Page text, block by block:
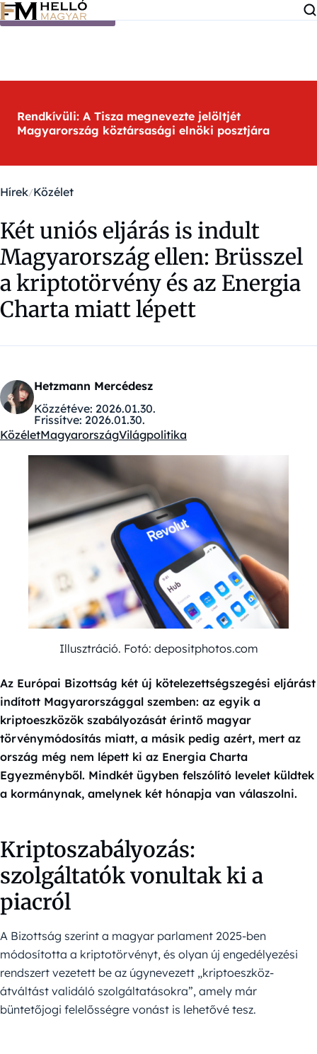
Ugrás a tartalomra
Rendkívüli: A Tisza megnevezte jelöltjét
Magyarország köztársasági elnöki posztjára
Hírek Közélet
Két uniós eljárás is indult
Magyarország ellen: Brüsszel
a kriptotörvény és az Energia
Charta miatt lépett
Hetzmann Mercédesz
Közzétéve: 2026.01.30.
Frissítve: 2026.01.30.
Kategóriák:
KözéletMagyarországVilágpolitika
Illusztráció. Fotó: depositphotos.com
Az Európai Bizottság két új kötelezettségszegési eljárást
indított Magyarországgal szemben: az egyik a
kriptoeszközök szabályozását érintő magyar
törvénymódosítás miatt, a másik pedig azért, mert az
ország még nem lépett ki az Energia Charta
Egyezményből. Mindkét ügyben felszólító levelet küldtek
a kormánynak, amelynek két hónapja van válaszolni.
Kriptoszabályozás:
szolgáltatók vonultak ki a
piacról
A Bizottság szerint a magyar parlament 2025-ben
módosította a kriptotörvényt, és olyan új engedélyezési
rendszert vezetett be az úgynevezett „kriptoeszköz-
átváltást validáló szolgáltatásokra”, amely már
büntetőjogi felelősségre vonást is lehetővé tesz.